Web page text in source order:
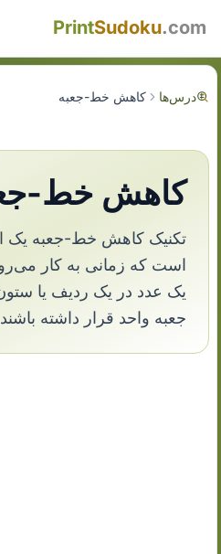
PrintSudoku.com
درس‌ها کاهش خط-جعبه
کاهش خط-
تکنیک کاهش خط-جعبه یک
است که زمانی به کار
یک عدد در یک ردیف یا
جعبه واحد قرار داشته